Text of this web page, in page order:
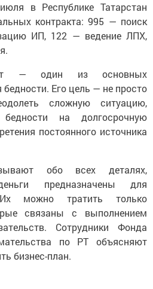
в Республике Татарстан
контракта: 995 — поиск
ИП, 122 — ведение ЛПХ,
— один из основных
Его цель — не просто
сложную ситуацию,
на долгосрочную
постоянного источника
обо всех деталях,
предназначены для
можно тратить только
связаны с выполнением
Сотрудники Фонда
по РТ объясняют
бизнес-план.